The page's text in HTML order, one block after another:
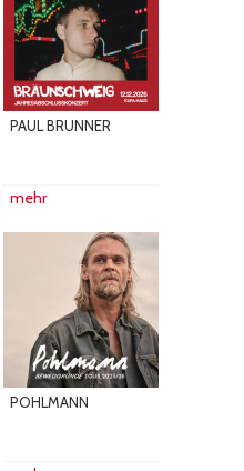
PAUL BRUNNER
mehr
POHLMANN